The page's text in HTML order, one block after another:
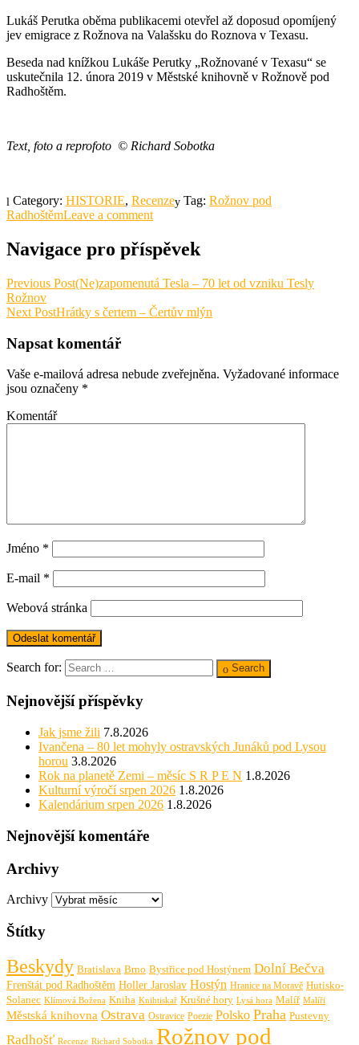
Lukáš Perutka oběma publikacemi otevřel až doposud opomíjený
jev emigrace z Rožnova na Valašsku do Roznova v Texasu.
Beseda nad knížkou Lukáše Perutky „Rožnované v Texasu“ se
uskutečnila 12. února 2019 v Městské knihovně v Rožnově pod
Radhoštěm.
Text, foto a reprofoto © Richard Sobotka
Category: HISTORIE, Recenze Tag: Rožnov pod
RadhoštěmLeave a comment
Navigace pro příspěvek
Previous Post(Ne)zapomenutá Tesla – 70 let od vzniku Tesly
Rožnov
Next PostHrátky s čertem – Čertův mlýn
Napsat komentář
Vaše e-mailová adresa nebude zveřejněna. Vyžadované informace
jsou označeny *
Komentář
Jméno *
E-mail *
Webová stránka
Search for: Search
Nejnovější příspěvky
Jak jsme žili 7.8.2026
Ivančena – 80 let mohyly ostravských Junáků pod Lysou
horou 3.8.2026
Rok na planetě Zemi – měsíc S R P E N 1.8.2026
Kulturní výročí srpen 2026 1.8.2026
Kalendárium srpen 2026 1.8.2026
Nejnovější komentáře
Archivy
Archivy
Štítky
Beskydy Bratislava Brno Bystřice pod Hostýnem Dolní Bečva
Frenštát pod Radhoštěm Holler Jaroslav Hostýn Hranice na Moravě Hutisko-
Solanec Klímová Božena Kniha Knihtiskař Krušné hory Lysá hora Malíř Malíři
Městská knihovna Ostrava Ostravice Poezie Polsko Praha Pustevny
Radhošť Recenze Richard Sobotka Rožnov pod